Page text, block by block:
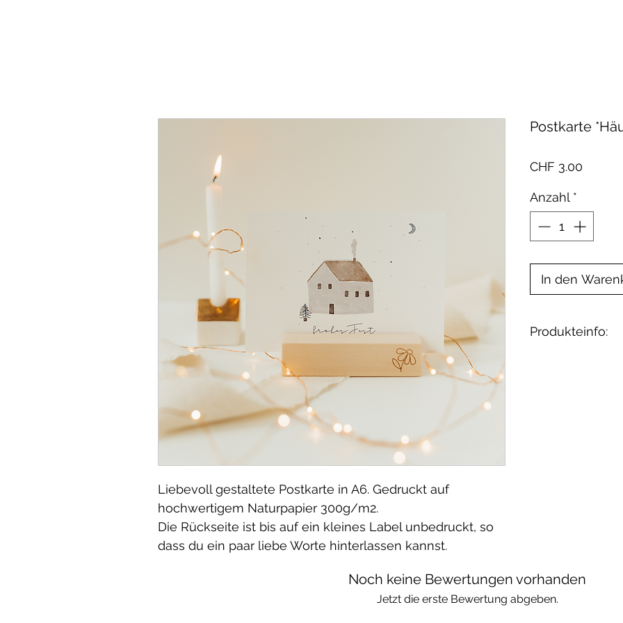
Liebevoll gestaltete Postkarte in A6. Gedruckt auf
hochwertigem Naturpapier 300g/m2.
Die Rückseite ist bis auf ein kleines Label unbedruckt, so
dass du ein paar liebe Worte hinterlassen kannst.
Postkarte
CHF 3.00
Anzahl *
In den
Produkteinfo:
Noch keine Bewertungen vorhanden
Jetzt die erste Bewertung abgeben.